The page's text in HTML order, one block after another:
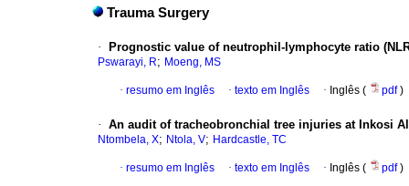
Trauma Surgery
· Prognostic value of neutrophil-lymphocyte ratio
Pswarayi, R; Moeng, MS
· resumo em Inglês · texto em Inglês · Inglês ( pdf)
· An audit of tracheobronchial tree injuries at Inkosi
Ntombela, X; Ntola, V; Hardcastle, TC
· resumo em Inglês · texto em Inglês · Inglês ( pdf)